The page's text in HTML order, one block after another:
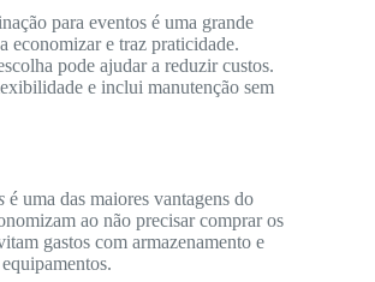
para eventos é uma grande
economizar e traz praticidade.
pode ajudar a reduzir custos.
e inclui manutenção sem
é uma das maiores vantagens do
ao não precisar comprar os
gastos com armazenamento e